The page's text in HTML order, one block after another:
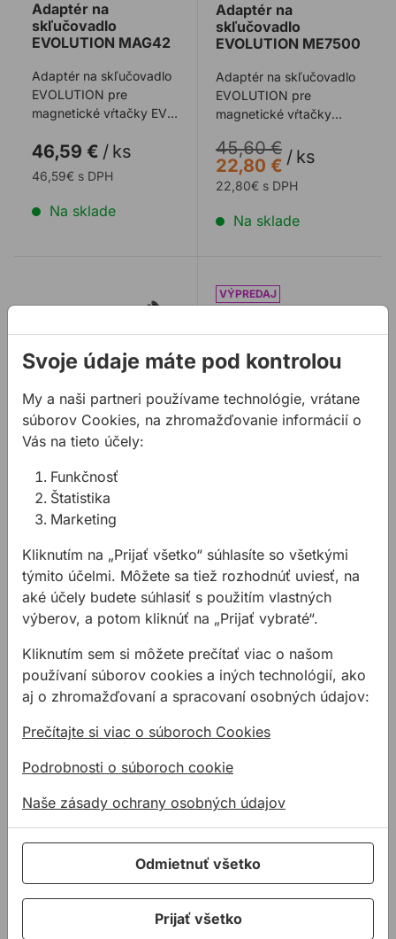
Adaptér na
skľučovadlo
EVOLUTION MAG42
Adaptér na skľučovadlo
EVOLUTION pre
magnetické vŕtačky EVOLUTION
46,59 € / ks
46,59€ s DPH
Na sklade
Adaptér na
skľučovadlo
EVOLUTION ME7500
Adaptér na skľučovadlo
EVOLUTION pre
magnetické vŕtačky
45,60 €
22,80 € / ks
22,80€ s DPH
Na sklade
Magnetický zberač pilín EVOLUTION Cyclone
Magnetický zberač
pilín EVOLUTION
Cyclone
Magnetická tyč
určená na zber
kovových pilín a
triesok. EVOLUTION
Cyclone Magnetic ...
38,12 € /ks
38,12€ s DPH
Na sklade
Jadrový vrták UNIBOR M2
CORE sú brúsené z
vysoko kvalitnej ocele s
vysokou odolnosťou proti
...
od 22,51 €
11,85 €
11,85€ s DPH
Na sklade
Jadrový vrták UNIBOR M42 COBALT krátky
Jadrový vrták
Jadrový vrták UNIBOR
Jadrový vrták
UNIBOR M42
COBALT dlhý
Svoje údaje máte pod kontrolou
My a naši partneri používame technológie, vrátane
súborov Cookies, na zhromažďovanie informácií o
Vás na tieto účely:
Funkčnosť
Štatistika
Marketing
Kliknutím na „Prijať všetko“ súhlasíte so všetkými
týmito účelmi. Môžete sa tiež rozhodnúť uviesť, na
aké účely budete súhlasiť s použitím vlastných
výberov, a potom kliknúť na „Prijať vybraté“.
Kliknutím sem si môžete prečítať viac o našom
používaní súborov cookies a iných technológií, ako
aj o zhromažďovaní a spracovaní osobných údajov:
Prečítajte si viac o súboroch Cookies
Podrobnosti o súboroch cookie
Naše zásady ochrany osobných údajov
Odmietnuť všetko
Prijať všetko